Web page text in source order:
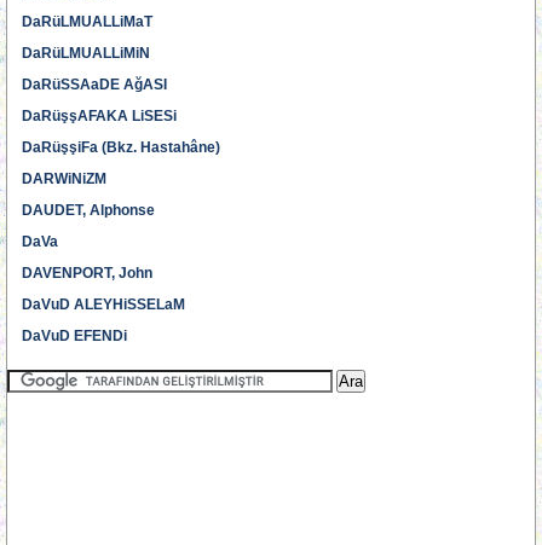
DaRüLMUALLiMaT
DaRüLMUALLiMiN
DaRüSSAaDE AğASI
DaRüşşAFAKA LiSESi
DaRüşşiFa (Bkz. Hastahâne)
DARWiNiZM
DAUDET, Alphonse
DaVa
DAVENPORT, John
DaVuD ALEYHiSSELaM
DaVuD EFENDi